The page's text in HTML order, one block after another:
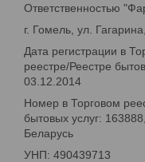
Ответственностью
г. Гомель, ул.
Дата регистрации в
реестре/Реестре
03.12.2014
Номер в Торговом
бытовых услуг:
Беларусь
УНП: 490439713